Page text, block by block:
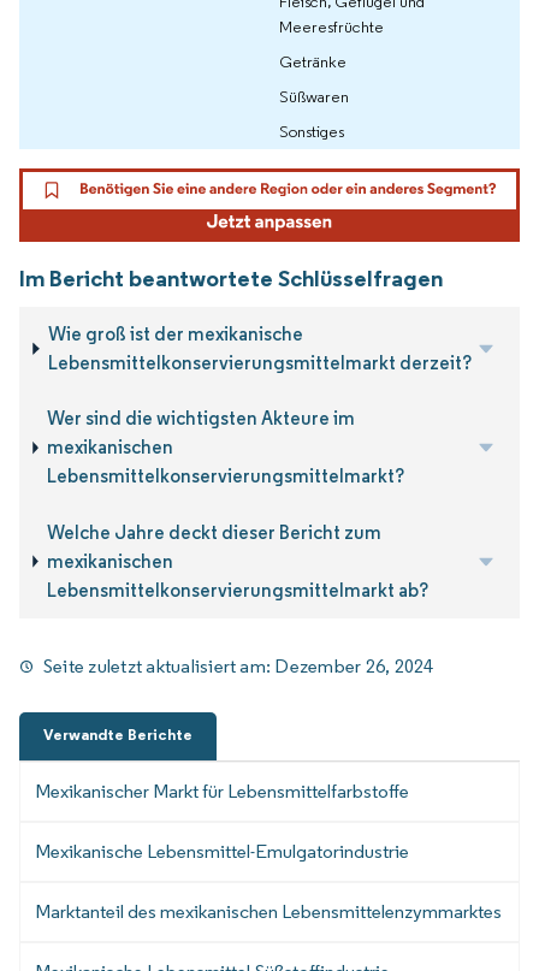
Meeresfrüchte
Getränke
Süßwaren
Sonstiges
Im Bericht beantwortete Schlüsselfragen
Wie groß ist der mexikanische
Lebensmittelkonservierungsmittelmarkt derzeit?
Wer sind die wichtigsten Akteure im
mexikanischen
Lebensmittelkonservierungsmittelmarkt?
Welche Jahre deckt dieser Bericht zum
mexikanischen
Lebensmittelkonservierungsmittelmarkt ab?
Seite zuletzt aktualisiert am: Dezember 26, 2024
Verwandte Berichte
Mexikanischer Markt für Lebensmittelfarbstoffe
Mexikanische Lebensmittel-Emulgatorindustrie
Marktanteil des mexikanischen Lebensmittelenzymmarktes